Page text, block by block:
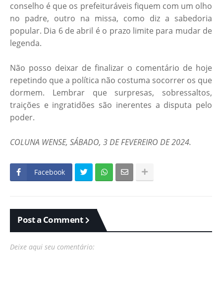
conselho é que os prefeituráveis fiquem com um olho
no padre, outro na missa, como diz a sabedoria
popular. Dia 6 de abril é o prazo limite para mudar de
legenda.
Não posso deixar de finalizar o comentário de hoje
repetindo que a política não costuma socorrer os que
dormem. Lembrar que surpresas, sobressaltos,
traições e ingratidões são inerentes a disputa pelo
poder.
COLUNA WENSE, SÁBADO, 3 DE FEVEREIRO DE 2024.
Facebook
Post a Comment
Deixe aqui seu comentário: